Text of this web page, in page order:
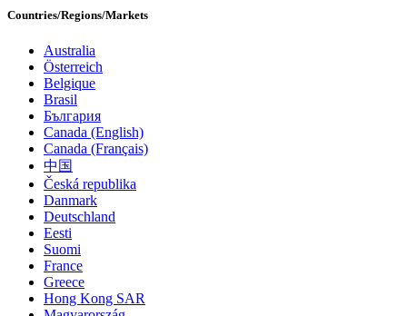
Countries/Regions/Markets
Australia
Österreich
Belgique
Brasil
България
Canada (English)
Canada (Français)
中国
Česká republika
Danmark
Deutschland
Eesti
Suomi
France
Greece
Hong Kong SAR